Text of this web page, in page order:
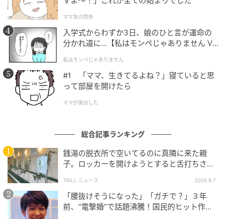
©『推しのいる暮らし』桐炭保ゆとり
#30 彼のATMになりたいの…
前の話 次の話を読む
推しのいる暮らし
桐炭保ゆとり
全話一覧を見る
クリエイター情報
ママ友の財布
入学式からわずか3日、娘のひと言が運命の
分かれ道に…【私はモンペじゃありません Vo
私はモンペじゃありません
#1 「ママ、生きてるよね？」寝ていると思
って部屋を開けたら
ママが家出した
総合記事ランキング
銭湯の脱衣所で空いてるのに真隣に来た親
子。ロッカーを開けようとすると舌打ちさ
中で拍手」
TRILL ニュース 2026.8.7
「腰抜けそうになった」「ガチで？」３年
前、“電撃婚”で話題沸騰！国民的ヒット作